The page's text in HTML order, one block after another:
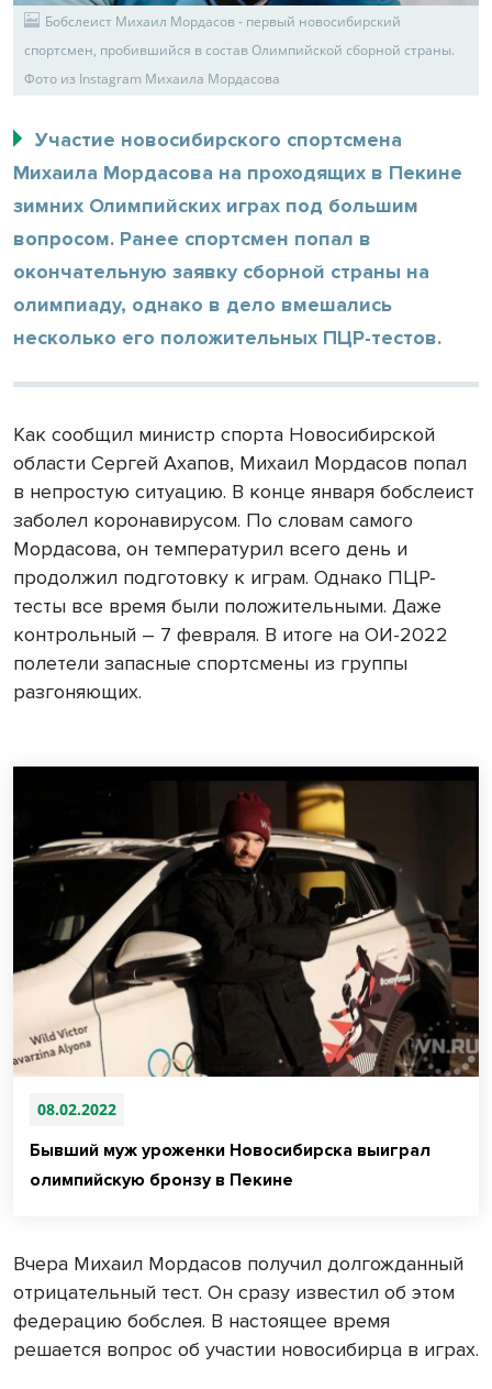
Бобслеист Михаил Мордасов - первый новосибирский
спортсмен, пробившийся в состав Олимпийской сборной страны.
Фото из Instagram Михаила Мордасова
Участие новосибирского спортсмена
Михаила Мордасова на проходящих в Пекине
зимних Олимпийских играх под большим
вопросом. Ранее спортсмен попал в
окончательную заявку сборной страны на
олимпиаду, однако в дело вмешались
несколько его положительных ПЦР-тестов.
Как сообщил министр спорта Новосибирской
области Сергей Ахапов, Михаил Мордасов попал
в непростую ситуацию. В конце января бобслеист
заболел коронавирусом. По словам самого
Мордасова, он температурил всего день и
продолжил подготовку к играм. Однако ПЦР-
тесты все время были положительными. Даже
контрольный – 7 февраля. В итоге на ОИ-2022
полетели запасные спортсмены из группы
разгоняющих.
08.02.2022
Бывший муж уроженки Новосибирска выиграл
олимпийскую бронзу в Пекине
Вчера Михаил Мордасов получил долгожданный
отрицательный тест. Он сразу известил об этом
федерацию бобслея. В настоящее время
решается вопрос об участии новосибирца в играх.